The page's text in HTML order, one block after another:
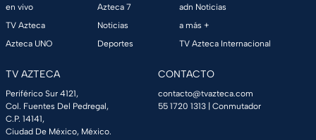
en vivo
TV Azteca
Azteca UNO
Azteca 7
Noticias
Deportes
adn Noticias
a más +
TV Azteca Internacional
TV AZTECA
Periférico Sur 4121,
Col. Fuentes Del Pedregal,
C.P. 14141,
Ciudad De México, México.
CONTACTO
contacto@tvazteca.com
55 1720 1313 | Conmutador